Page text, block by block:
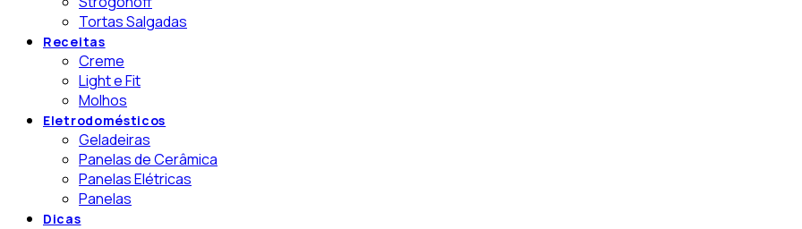
Tortas Salgadas
Receitas
Creme
Light e Fit
Molhos
Eletrodomésticos
Geladeiras
Panelas de Cerâmica
Panelas Elétricas
Panelas
Dicas